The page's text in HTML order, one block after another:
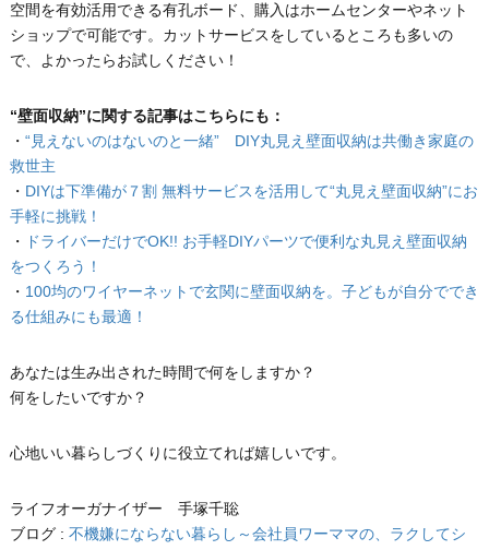
空間を有効活用できる有孔ボード、購入はホームセンターやネット
ショップで可能です。カットサービスをしているところも多いの
で、よかったらお試しください！
“壁面収納”に関する記事はこちらにも：
・ “見えないのはないのと一緒” DIY丸見え壁面収納は共働き家庭の
救世主
・ DIYは下準備が７割 無料サービスを活用して“丸見え壁面収納”にお
手軽に挑戦！
・
ドライバーだけでOK!! お手軽DIYパーツで便利な丸見え壁面収納
をつくろう！
・ 100均のワイヤーネットで玄関に壁面収納を。子どもが自分ででき
る仕組みにも最適！
あなたは生み出された時間で何をしますか？
何をしたいですか？
心地いい暮らしづくりに役立てれば嬉しいです。
ライフオーガナイザー 手塚千聡
ブログ : 不機嫌にならない暮らし～会社員ワーママの、ラクしてシ